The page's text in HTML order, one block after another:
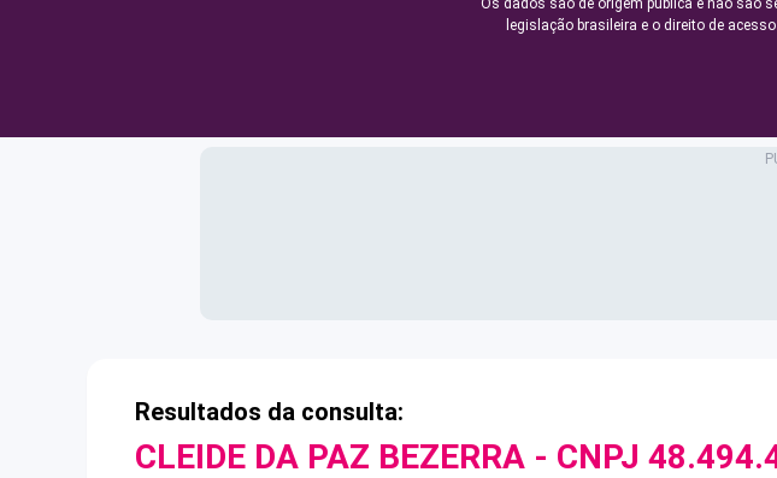
Os dados são de origem pública e não são
legislação brasileira e o direito de
Resultados da consulta:
CLEIDE DA PAZ BEZERRA - CNPJ